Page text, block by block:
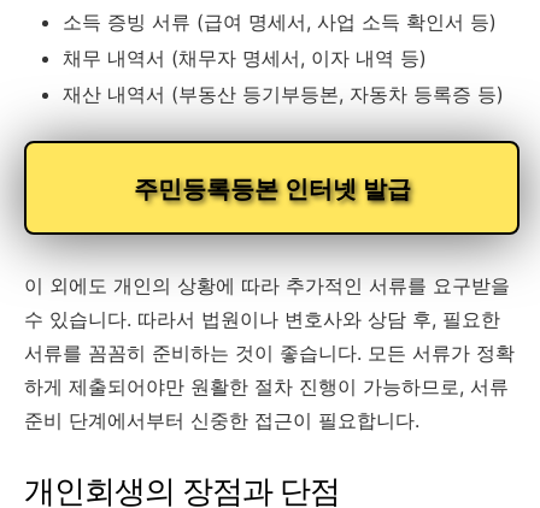
소득 증빙 서류 (급여 명세서, 사업 소득 확인서 등)
채무 내역서 (채무자 명세서, 이자 내역 등)
재산 내역서 (부동산 등기부등본, 자동차 등록증 등)
주민등록등본 인터넷 발급
이 외에도 개인의 상황에 따라 추가적인 서류를 요구받을
수 있습니다. 따라서 법원이나 변호사와 상담 후, 필요한
서류를 꼼꼼히 준비하는 것이 좋습니다. 모든 서류가 정확
하게 제출되어야만 원활한 절차 진행이 가능하므로, 서류
준비 단계에서부터 신중한 접근이 필요합니다.
개인회생의 장점과 단점